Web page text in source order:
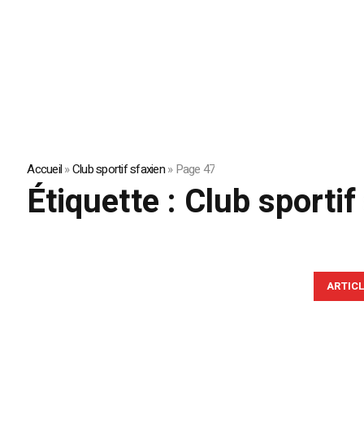
Accueil»Club sportif sfaxien»Page 47
Étiquette : Club